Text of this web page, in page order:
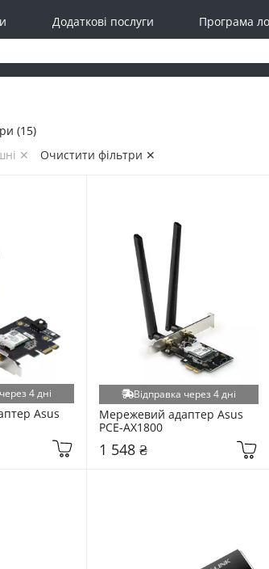
Додаткові послуги Програма
(15)
✕
Очистити фільтри ✕
4 дні
Asus
Відправка через 4 дні
Мережевий адаптер Asus
PCE-AX1800
1 548 ₴